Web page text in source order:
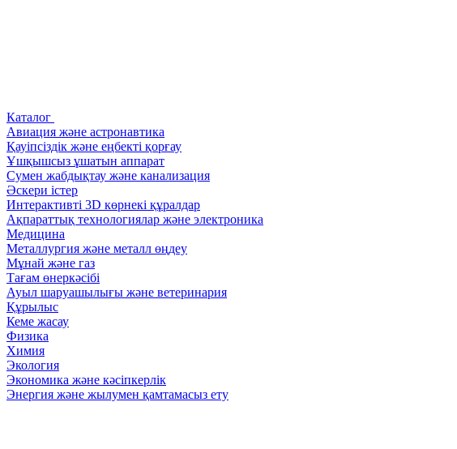
Каталог
Авиация және астронавтика
Қауіпсіздік және еңбекті қорғау
Ұшқышсыз ұшатын аппарат
Сумен жабдықтау және канализация
Әскери істер
Интерактивті 3D көрнекі құралдар
Ақпараттық технологиялар және электроника
Медицина
Металлургия және металл өңдеу
Мұнай және газ
Тағам өнеркәсібі
Ауыл шаруашылығы және ветеринария
Құрылыс
Кеме жасау
Физика
Химия
Экология
Экономика және кәсіпкерлік
Энергия және жылумен қамтамасыз ету